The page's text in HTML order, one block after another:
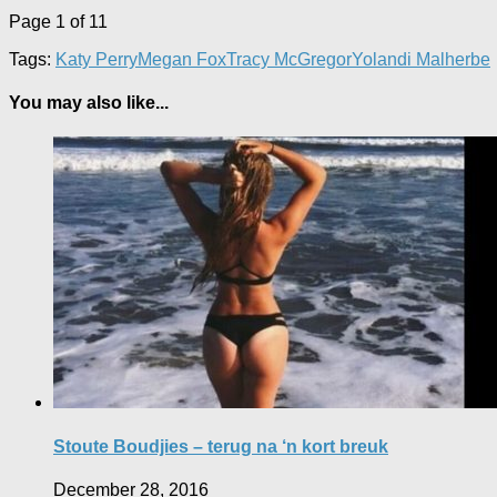
Page 1 of 11
Tags: Katy PerryMegan FoxTracy McGregorYolandi Malherbe
You may also like...
Stoute Boudjies – terug na ‘n kort breuk
December 28, 2016